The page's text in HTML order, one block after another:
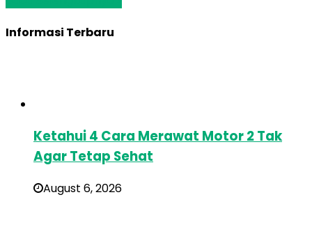
Informasi Terbaru
Ketahui 4 Cara Merawat Motor 2 Tak
Agar Tetap Sehat
August 6, 2026